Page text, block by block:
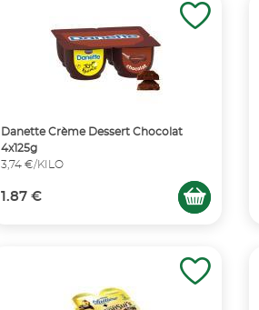
Danette Crème Dessert Chocolat
4x125g
3,74 €/KILO
1.87 €